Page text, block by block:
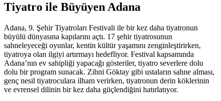
Tiyatro ile Büyüyen Adana
Adana, 9. Şehir Tiyatroları Festivali ile bir kez daha tiyatronun
büyülü dünyasına kapılarını açtı. 17 şehir tiyatrosunun
sahneleyeceği oyunlar, kentin kültür yaşamını zenginleştirirken,
tiyatroya olan ilgiyi artırmayı hedefliyor. Festival kapsamında
Adana’nın ev sahipliği yapacağı gösteriler, tiyatro severlere dolu
dolu bir program sunacak. Zihni Göktay gibi ustaların sahne alması,
genç nesil tiyatroculara ilham verirken, tiyatronun derin köklerinin
ve evrensel dilinin bir kez daha güçlendiğini hatırlatıyor.